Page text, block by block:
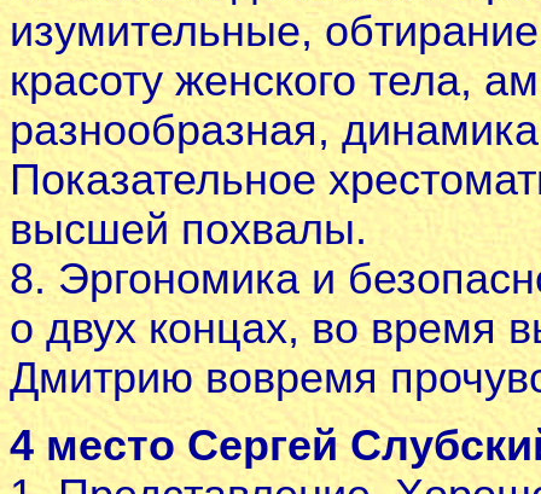
изумительные,
красоту женского тела,
разнообразная,
Показательное
высшей похвалы.
8. Эргономика и
о двух концах, во время
Дмитрию вовремя
4 место Сергей